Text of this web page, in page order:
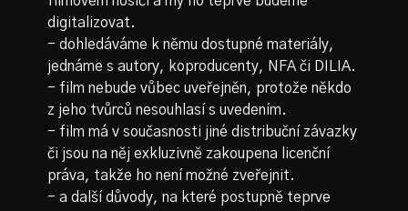
digitalizovat.
- dohledáváme k němu dostupné materiály,
jednáme s autory, koproducenty, NFA či DILIA.
- film nebude vůbec uveřejněn, protože někdo
z jeho tvůrců nesouhlasí s uvedením.
- film má v současnosti jiné distribuční závazky
či jsou na něj exkluzivně zakoupena licenční
práva, takže ho není možné zveřejnit.
- a další důvody, na které postupně teprve